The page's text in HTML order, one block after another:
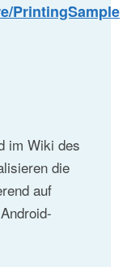
PrintingSample
im Wiki des
die
auf